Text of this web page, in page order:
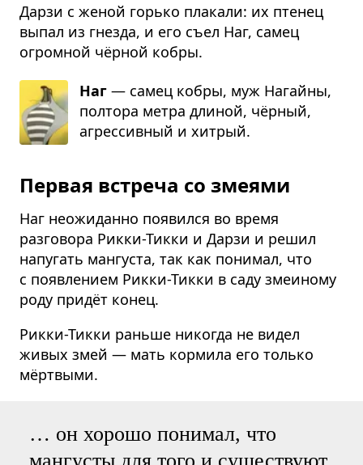
Дарзи с женой горько плакали: их птенец
выпал из гнезда, и его съел Наг, самец
огромной чёрной кобры.
Наг — самец кобры, муж Нагайны,
пол­тора метра дли­ной, чёр­ный,
агрес­сив­ный и хит­рый.
Первая встреча со змеями
Наг неожиданно появился во время
разговора Рикки-Тикки и Дарзи и решил
напугать мангуста, так как понимал, что
с появлением Рикки-Тикки в саду змеиному
роду придёт конец.
Рикки-Тикки раньше никогда не видел
живых змей — мать кормила его только
мёртвыми.
… он хорошо понимал, что
мангусты для того и существуют